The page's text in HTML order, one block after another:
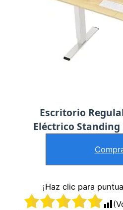
Escritorio
Eléctrico Standing
¡Haz clic para